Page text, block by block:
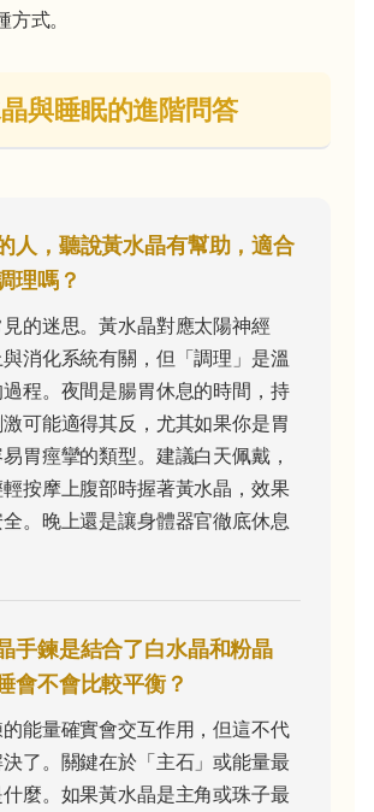
式。
與睡眠的進階問答
人，聽說黃水晶有幫助，適合
理嗎？
的迷思。黃水晶對應太陽神經
消化系統有關，但「調理」是溫
程。夜間是腸胃休息的時間，持
可能適得其反，尤其如果你是胃
胃痙攣的類型。建議白天佩戴，
按摩上腹部時握著黃水晶，效果
。晚上還是讓身體器官徹底休息
手鍊是結合了白水晶和粉晶
會不會比較平衡？
能量確實會交互作用，但這不代
了。關鍵在於「主石」或能量最
麼。如果黃水晶是主角或珠子最